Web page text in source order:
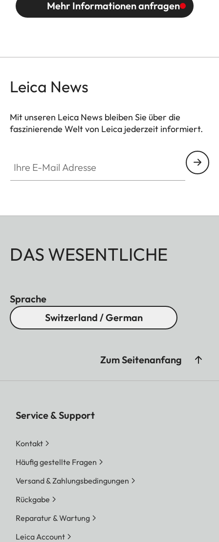
Mehr Informationen anfragen
Leica News
Mit unseren Leica News bleiben Sie über die
faszinierende Welt von Leica jederzeit informiert.
DAS WESENTLICHE
Sprache
Switzerland / German
Zum Seitenanfang
Service & Support
Kontakt
Häufig gestellte Fragen
Versand & Zahlungsbedingungen
Rückgabe
Reparatur & Wartung
Leica Account